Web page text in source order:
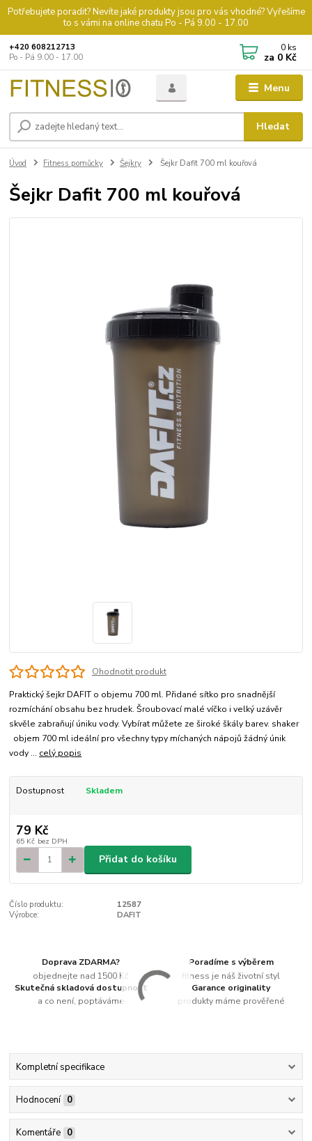
Potřebujete poradit? Nevíte jaké produkty jsou pro vás vhodné? Vyřešíme
to s vámi na online chatu Po - Pá 9.00 - 17.00
Menu
Hledat
+420 608212713
Po - Pá 9.00 - 17.00
0 ks
za 0 Kč
Úvod Fitness pomůcky Šejkry Šejkr Dafit 700 ml kouřová
Šejkr Dafit 700 ml kouřová
Ohodnotit produkt
Praktický šejkr DAFIT o objemu 700 ml. Přidané sítko pro snadnější
rozmíchání obsahu bez hrudek. Šroubovací malé víčko i velký uzávěr
skvěle zabraňují úniku vody. Vybírat můžete ze široké škály barev. shaker
objem 700 ml ideální pro všechny typy míchaných nápojů žádný únik
vody ... celý popis
Dostupnost Skladem
79 Kč
65 Kč bez DPH
Přidat do košíku
Číslo produktu:
12587
Výrobce:
DAFIT
Doprava ZDARMA?
objednejte nad 1500 Kč
Poradíme s výběrem
fitness je náš životní styl
Skutečná skladová dostupnost
a co není, poptáváme
Garance originality
produkty máme prověřené
Kompletní specifikace
Hodnocení 0
Komentáře 0